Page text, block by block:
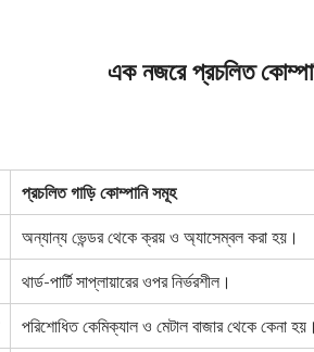
এক নজরে প্রচলিত
প্রচলিত গাড়ি কোম্পানি সমূহ
অন্যান্য ভেন্ডর থেকে ক্রয় ও অ্যাসেম্বল করা হয়।
থার্ড-পার্টি সাপ্লায়ারের ওপর নির্ভরশীল।
পরিশোধিত কেমিক্যাল ও মেটাল বাজার থেকে কেনা হয়।